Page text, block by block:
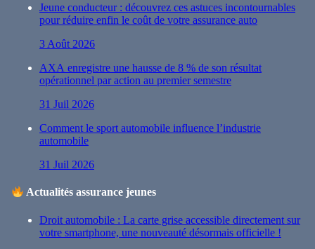
Jeune conducteur : découvrez ces astuces incontournables
pour réduire enfin le coût de votre assurance auto
3 Août 2026
AXA enregistre une hausse de 8 % de son résultat
opérationnel par action au premier semestre
31 Juil 2026
Comment le sport automobile influence l’industrie
automobile
31 Juil 2026
Actualités assurance jeunes
Droit automobile : La carte grise accessible directement sur
votre smartphone, une nouveauté désormais officielle !